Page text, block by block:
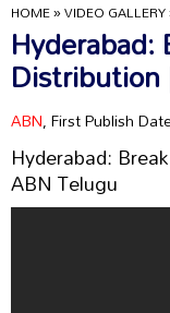
HOME»VIDEO GALLERY
Distribution
ABN, First Publish
Hyderabad:
ABN Telugu